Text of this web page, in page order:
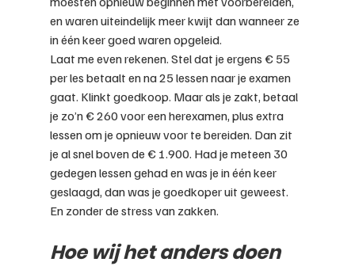
en waren uiteindelijk meer kwijt dan wanneer ze
in één keer goed waren opgeleid.
Laat me even rekenen. Stel dat je ergens € 55
per les betaalt en na 25 lessen naar je examen
gaat. Klinkt goedkoop. Maar als je zakt, betaal
je zo’n € 260 voor een herexamen, plus extra
lessen om je opnieuw voor te bereiden. Dan zit
je al snel boven de € 1.900. Had je meteen 30
gedegen lessen gehad en was je in één keer
geslaagd, dan was je goedkoper uit geweest.
En zonder de stress van zakken.
Hoe wij het anders doen